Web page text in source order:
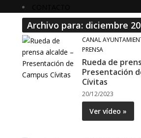
Archivo para: diciembre
CANAL
PRENSA
Rueda de
Presentación
Cívitas
20/12/2023
Ver vídeo »